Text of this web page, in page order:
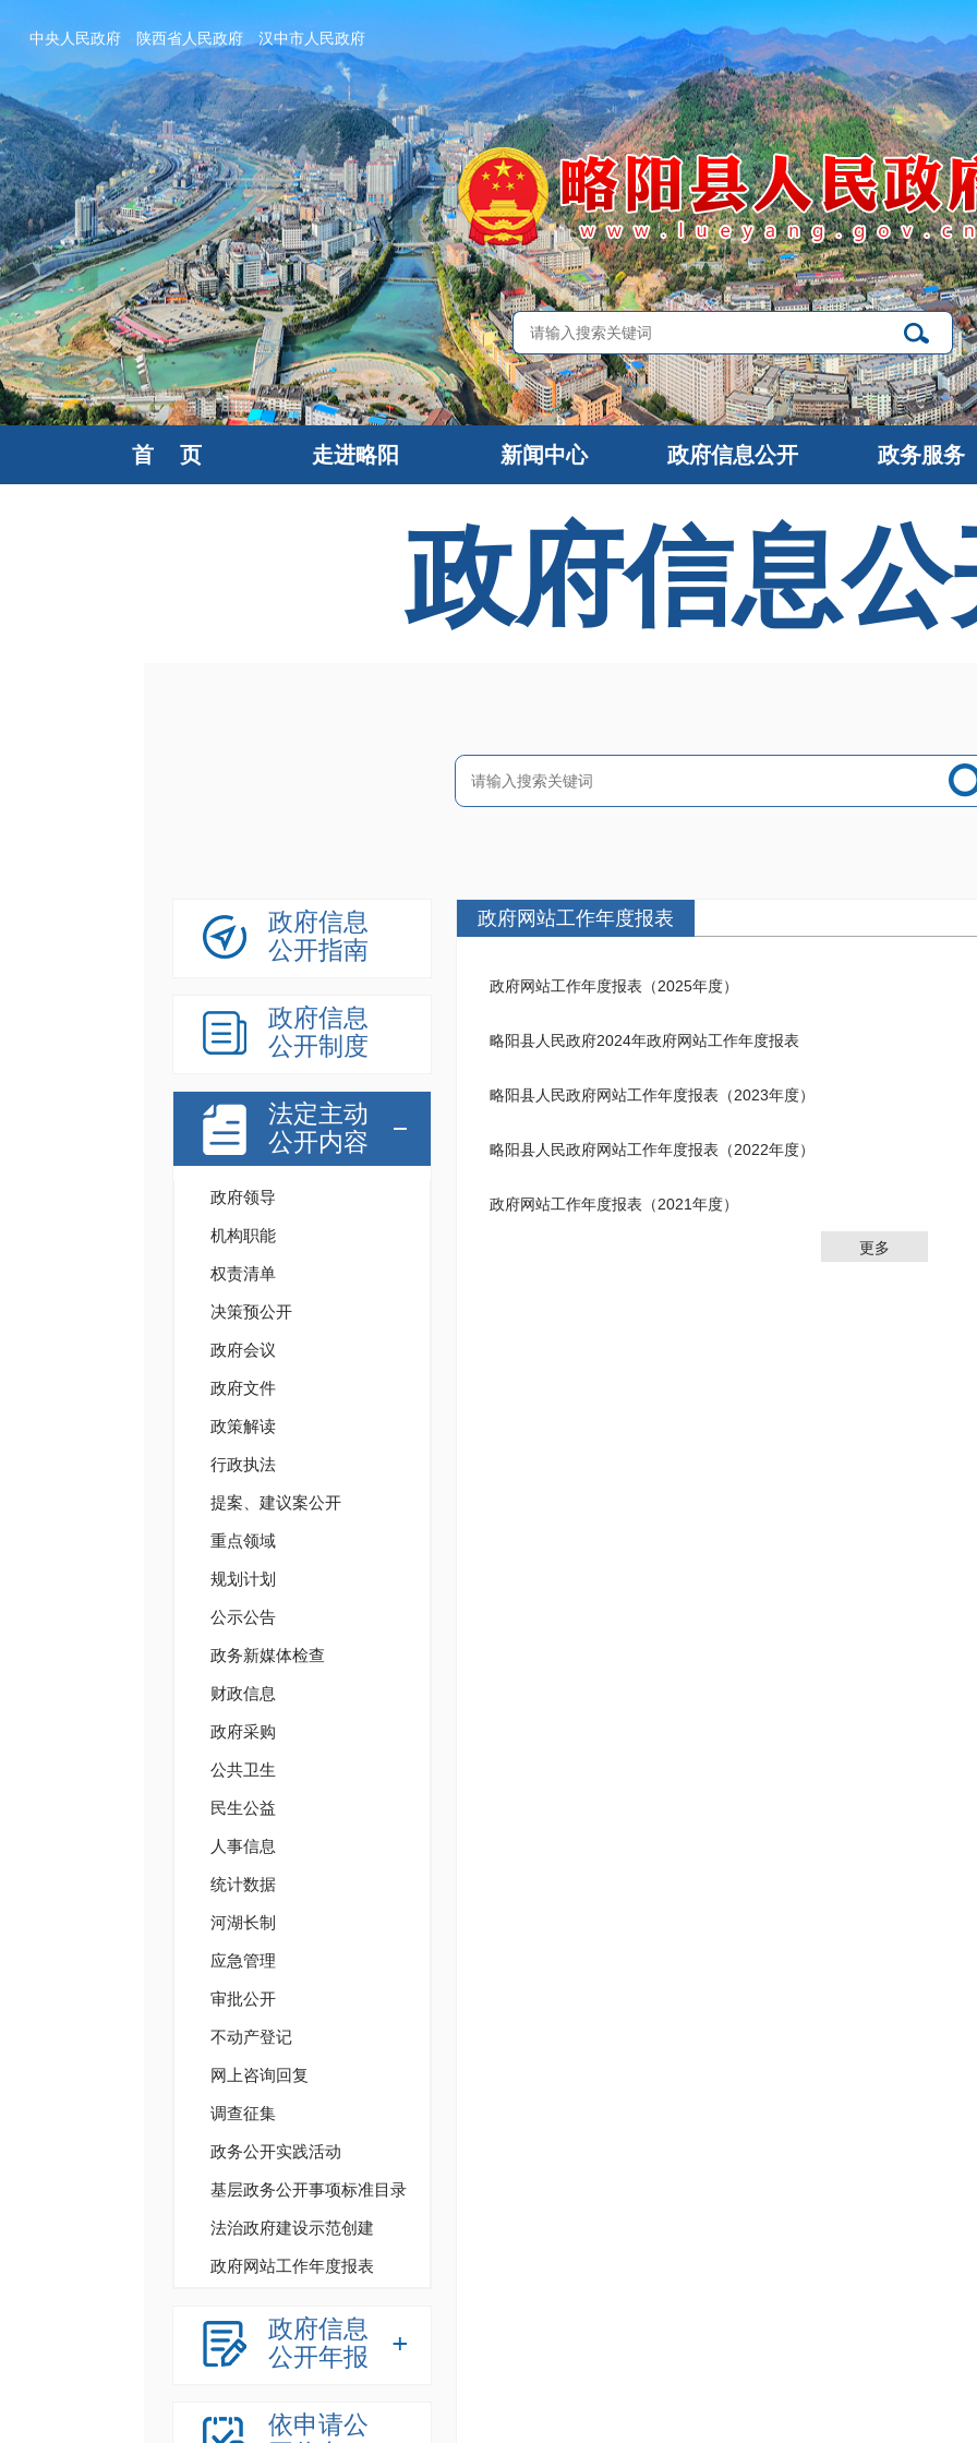
中央人民政府 陕西省人民政府 汉中市人民政府
首 页 走进略阳 新闻中心 政府信息公开 政务服务
政府信息公
政府信息
公开指南
政府信息
公开制度
法定主动
公开内容
政府领导
机构职能
权责清单
决策预公开
政府会议
政府文件
政策解读
行政执法
提案、建议案公开
重点领域
规划计划
公示公告
政务新媒体检查
财政信息
政府采购
公共卫生
民生公益
人事信息
统计数据
河湖长制
应急管理
审批公开
不动产登记
网上咨询回复
调查征集
政务公开实践活动
基层政务公开事项标准目录
法治政府建设示范创建
政府网站工作年度报表
政府信息
公开年报
依申请公
政府网站工作年度报表
政府网站工作年度报表（2025年度）
略阳县人民政府2024年政府网站工作年度报表
略阳县人民政府网站工作年度报表（2023年度）
略阳县人民政府网站工作年度报表（2022年度）
政府网站工作年度报表（2021年度）
更多